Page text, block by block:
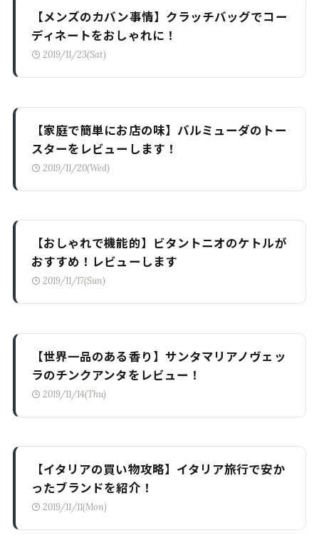
【メンズのカバン事情】クラッチバッグでコー
ディネートをおしゃれに！
2019/11/23(Sat)
【家庭で簡単にお店の味】バルミューダのトー
スターをレビューします！
2019/11/20(Wed)
【おしゃれで機能的】ビタントニオのケトルが
おすすめ！レビューします
2019/11/17(Sun)
【世界一品のある香り】サンタマリアノヴェッ
ラのチンクアンタをレビュー！
2019/11/14(Thu)
【イタリアの買い物攻略】イタリア旅行で安か
ったブランドを紹介！
2019/11/11(Mon)